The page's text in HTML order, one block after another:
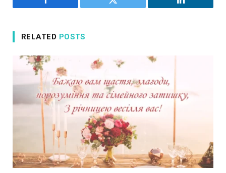
Facebook Twitter LinkedIn
RELATED POSTS